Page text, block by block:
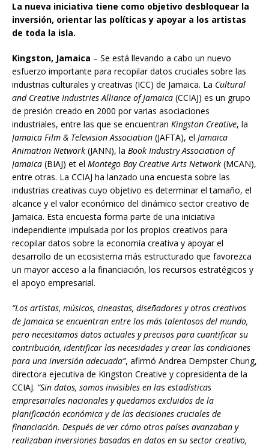
La nueva iniciativa tiene como objetivo desbloquear la
inversión, orientar las políticas y apoyar a los artistas
de toda la isla.
Kingston, Jamaica – Se está llevando a cabo un nuevo
esfuerzo importante para recopilar datos cruciales sobre las
industrias culturales y creativas (ICC) de Jamaica. La Cultural
and Creative Industries Alliance of Jamaica (CCIAJ) es un grupo
de presión creado en 2000 por varias asociaciones
industriales, entre las que se encuentran Kingston Creative, la
Jamaica Film & Television Association (JAFTA), el Jamaica
Animation Network (JANN), la Book Industry Association of
Jamaica (BIAJ) et el Montego Bay Creative Arts Network (MCAN),
entre otras. La CCIAJ ha lanzado una encuesta sobre las
industrias creativas cuyo objetivo es determinar el tamaño, el
alcance y el valor económico del dinámico sector creativo de
Jamaica. Esta encuesta forma parte de una iniciativa
independiente impulsada por los propios creativos para
recopilar datos sobre la economía creativa y apoyar el
desarrollo de un ecosistema más estructurado que favorezca
un mayor acceso a la financiación, los recursos estratégicos y
el apoyo empresarial.
“Los artistas, músicos, cineastas, diseñadores y otros creativos
de Jamaica se encuentran entre los más talentosos del mundo,
pero necesitamos datos actuales y precisos para cuantificar su
contribución, identificar las necesidades y crear las condiciones
para una inversión adecuada”, afirmó Andrea Dempster Chung,
directora ejecutiva de Kingston Creative y copresidenta de la
CCIAJ. “Sin datos, somos invisibles en las estadísticas
empresariales nacionales y quedamos excluidos de la
planificación económica y de las decisiones cruciales de
financiación. Después de ver cómo otros países avanzaban y
realizaban inversiones basadas en datos en su sector creativo,